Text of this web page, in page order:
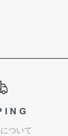
ついて